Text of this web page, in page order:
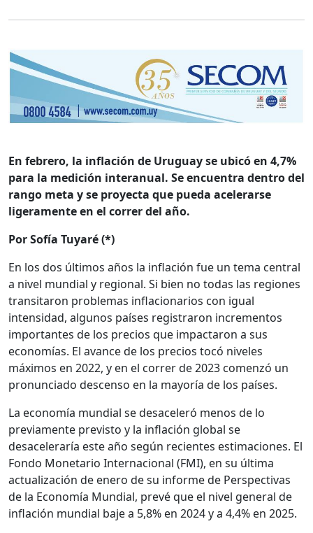
En febrero, la inflación de Uruguay se ubicó en 4,7%
para la medición interanual. Se encuentra dentro del
rango meta y se proyecta que pueda acelerarse
ligeramente en el correr del año.
Por Sofía Tuyaré (*)
En los dos últimos años la inflación fue un tema central
a nivel mundial y regional. Si bien no todas las regiones
transitaron problemas inflacionarios con igual
intensidad, algunos países registraron incrementos
importantes de los precios que impactaron a sus
economías. El avance de los precios tocó niveles
máximos en 2022, y en el correr de 2023 comenzó un
pronunciado descenso en la mayoría de los países.
La economía mundial se desaceleró menos de lo
previamente previsto y la inflación global se
desaceleraría este año según recientes estimaciones. El
Fondo Monetario Internacional (FMI), en su última
actualización de enero de su informe de Perspectivas
de la Economía Mundial, prevé que el nivel general de
inflación mundial baje a 5,8% en 2024 y a 4,4% en 2025.